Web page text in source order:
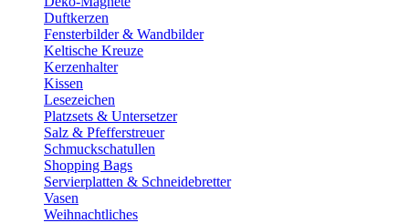
Duftkerzen
Fensterbilder & Wandbilder
Keltische Kreuze
Kerzenhalter
Kissen
Lesezeichen
Platzsets & Untersetzer
Salz & Pfefferstreuer
Schmuckschatullen
Shopping Bags
Servierplatten & Schneidebretter
Vasen
Weihnachtliches